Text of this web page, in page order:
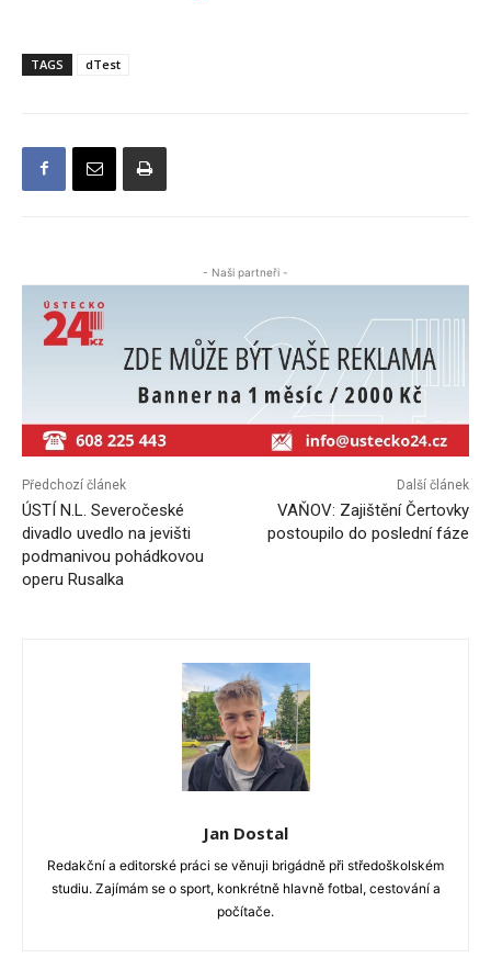
TAGS dTest
- Naši partneři -
Předchozí článek
ÚSTÍ N.L. Severočeské
divadlo uvedlo na jevišti
podmanivou pohádkovou
operu Rusalka
Další článek
VAŇOV: Zajištění Čertovky
postoupilo do poslední fáze
Jan Dostal
Redakční a editorské práci se věnuji brigádně při středoškolském
studiu. Zajímám se o sport, konkrétně hlavně fotbal, cestování a
počítače.